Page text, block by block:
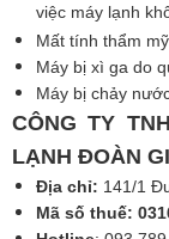
việc máy lạnh
Mất tính thẩm
Máy bị xì ga do
Máy bị chảy
CÔNG TY
LẠNH ĐOÀN
Địa chỉ: 141/1
Mã số thuế: